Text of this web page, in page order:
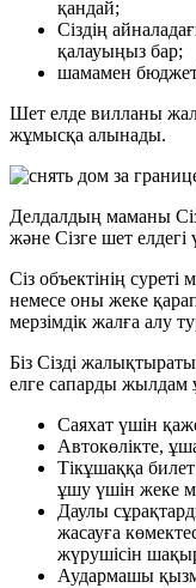
қандай;
Сіздің
қалауыңыз бар;
шамамен
Шет елде вилланы
жұмысқа алынады.
Делдалдың маманы
және Сізге шет
Сіз объектінің
немесе оны жеке
мерзімдік жалға алу
Біз Сізді
елге сапарды жылдам
Саяхат үшін
Автокөлікте,
Тікұшаққа
ұшу үшін жеке
Даулы
жасауға
жүрушісін
Аудармашы